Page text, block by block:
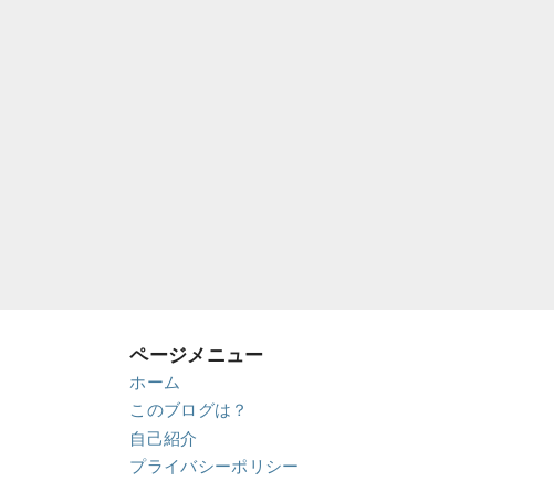
ページメニュー
ホーム
このブログは？
自己紹介
プライバシーポリシー